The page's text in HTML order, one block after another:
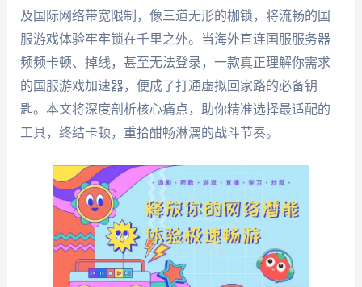
及国际网络带宽限制，像三道无形的枷锁，将流畅的国
服游戏体验牢牢锁在千里之外。当海外直连国服服务器
频频卡顿、掉线，甚至无法登录，一款真正理解你需求
的国服游戏加速器，便成了打通虚拟回家路的必备钥
匙。本文将深度剖析核心痛点，助你精准选择最适配的
工具，终结卡顿，重拾酣畅淋漓的战斗节奏。